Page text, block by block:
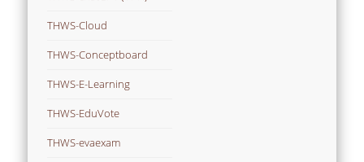
THWS-Cloud
THWS-Conceptboard
THWS-E-Learning
THWS-EduVote
THWS-evaexam